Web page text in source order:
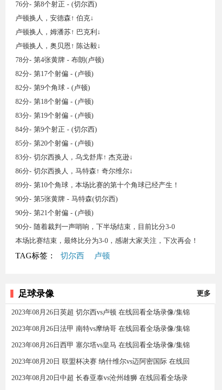
76分- 第8个射正 - (切尔西)
卢顿换人，安德森↑ 伯克↓
卢顿换人，姆潘苏↑ 巴克利↓
卢顿换人，奥贝恩↑ 陈达毅↓
78分- 第4张黄牌 - 布朗(卢顿)
82分- 第17个射偏 - (卢顿)
82分- 第9个角球 - (卢顿)
82分- 第18个射偏 - (卢顿)
83分- 第19个射偏 - (卢顿)
84分- 第9个射正 - (切尔西)
85分- 第20个射偏 - (卢顿)
83分- 切尔西换人，乌戈舒库↑ 杰克逊↓
86分- 切尔西换人，马特森↑ 奇尔维尔↓
89分- 第10个角球，本场比赛的第十个角球已经产生！
90分- 第5张黄牌 - 马特森(切尔西)
90分- 第21个射偏 - (卢顿)
90分- 随着裁判一声哨响，下半场结束，目前比分3-0
本场比赛结束，最终比分为3-0，感谢大家关注，下次再会！
TAG标签： 切尔西 卢顿
足球录像 更多
2023年08月26日英超 切尔西vs卢顿 在线回看全场录像/集锦
2023年08月26日法甲 南特vs摩纳哥 在线回看全场录像/集锦
2023年08月26日西甲 塞尔塔vs皇马 在线回看全场录像/集锦
2023年08月20日 联盟杯决赛 纳什维尔vs迈阿密国际 在线回
2023年08月20日中超 长春亚泰vs沧州雄狮 在线回看全场录